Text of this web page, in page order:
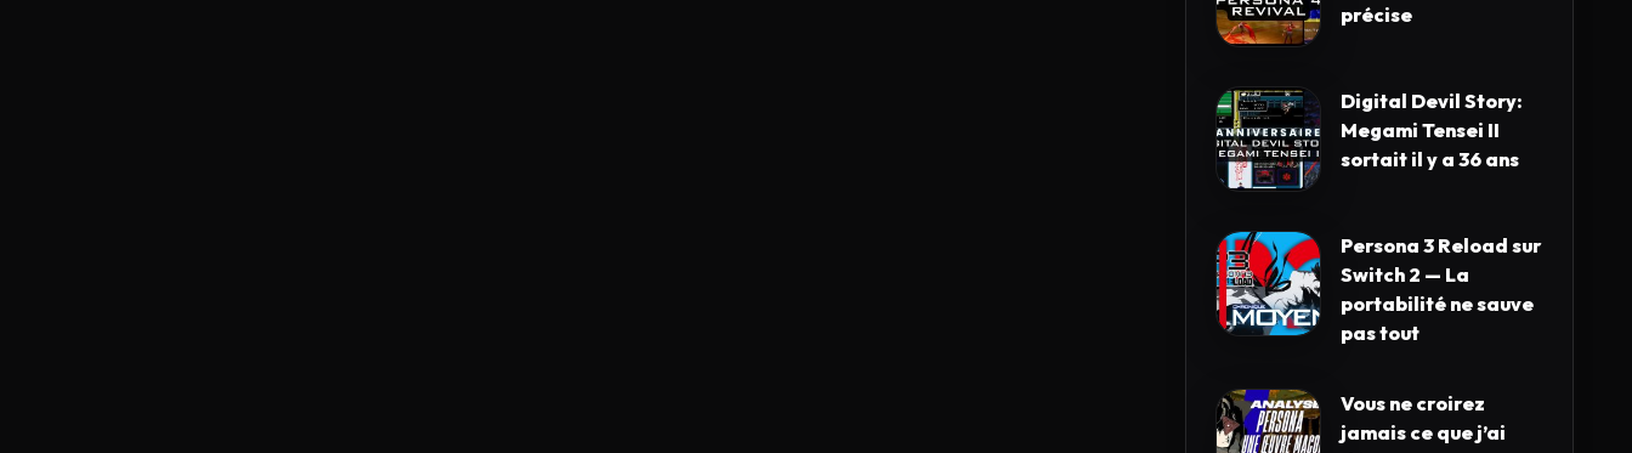
précise
Digital Devil Story:
Megami Tensei II
sortait il y a 36 ans
Persona 3 Reload sur
Switch 2 — La
portabilité ne sauve
pas tout
Vous ne croirez
jamais ce que j’ai